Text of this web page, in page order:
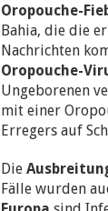
Oropouche-
Bahia, die die
Nachrichten
Oropouche-
Ungeborenen
mit einer
Erregers auf
Die
Fälle wurden